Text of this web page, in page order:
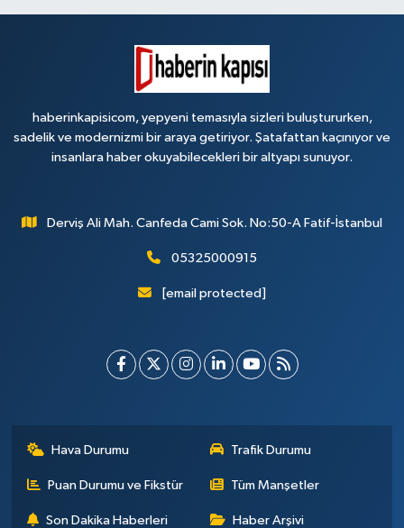
haberinkapisicom, yepyeni temasıyla sizleri buluştururken,
sadelik ve modernizmi bir araya getiriyor. Şatafattan kaçınıyor ve
insanlara haber okuyabilecekleri bir altyapı sunuyor.
Derviş Ali Mah. Canfeda Cami Sok. No:50-A Fatif-İstanbul
05325000915
[email protected]
Hava Durumu Trafik Durumu
Puan Durumu ve Fikstür Tüm Manşetler
Son Dakika Haberleri Haber Arşivi